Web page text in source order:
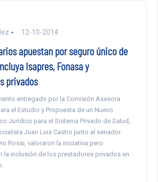
12-10-2014
apuestan por seguro único de
Isapres, Fonasa y
privados
entregado por la Comisión Asesora
el Estudio y Propuesta de un Nuevo
Jurídico para el Sistema Privado de Salud,
Juan Luis Castro junto al senador
Rossi, valoraron la iniciativa pero
la inclusión de los prestadores privados en